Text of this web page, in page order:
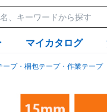
マイカタログ
ープ・梱包テープ・作業テープ